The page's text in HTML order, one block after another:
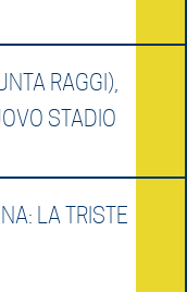
RAGGI),
STADIO
LA TRISTE